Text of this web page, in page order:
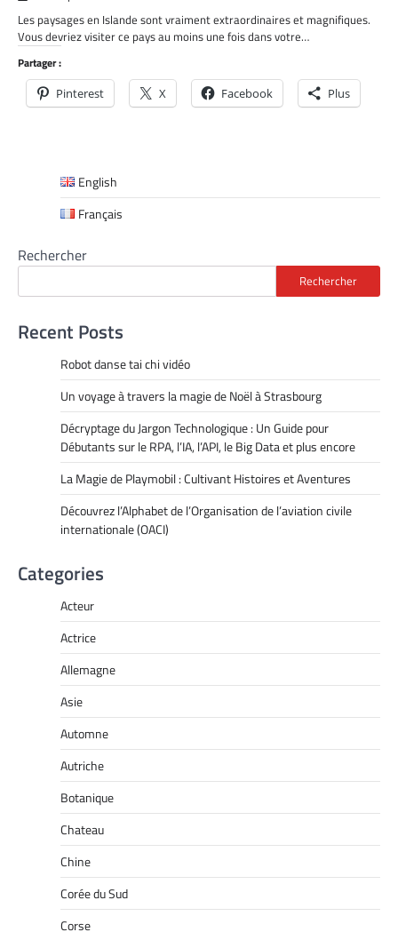
Les paysages en Islande sont vraiment extraordinaires et magnifiques.
Vous devriez visiter ce pays au moins une fois dans votre…
Partager :
Pinterest X Facebook Plus
English
Français
Rechercher
Rechercher
Recent Posts
Robot danse tai chi vidéo
Un voyage à travers la magie de Noël à Strasbourg
Décryptage du Jargon Technologique : Un Guide pour
Débutants sur le RPA, l’IA, l’API, le Big Data et plus encore
La Magie de Playmobil : Cultivant Histoires et Aventures
Découvrez l’Alphabet de l’Organisation de l’aviation civile
internationale (OACI)
Categories
Acteur
Actrice
Allemagne
Asie
Automne
Autriche
Botanique
Chateau
Chine
Corée du Sud
Corse